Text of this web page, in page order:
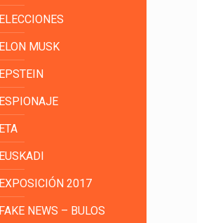
ELECCIONES
ELON MUSK
EPSTEIN
ESPIONAJE
ETA
EUSKADI
EXPOSICIÓN 2017
FAKE NEWS – BULOS